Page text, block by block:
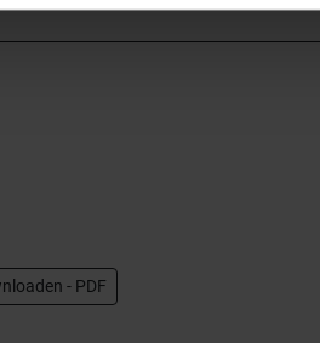
- PDF